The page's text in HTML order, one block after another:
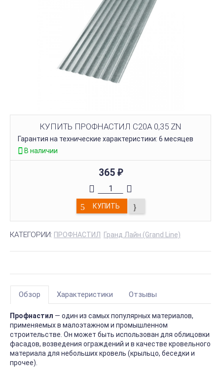
КУПИТЬ ПРОФНАСТИЛ С20А 0,35 ZN
Гарантия на технические характеристики: 6 месяцев
В наличии
365 ₽
КУПИТЬ
КАТЕГОРИИ: ПРОФНАСТИЛ Гранд Лайн (Grand Line)
Обзор Характеристики Отзывы
Профнастил — один из самых популярных материалов,
применяемых в малоэтажном и промышленном
строительстве. Он может быть использован для облицовки
фасадов, возведения ограждений и в качестве кровельного
материала для небольших кровель (крыльцо, беседки и
прочее).